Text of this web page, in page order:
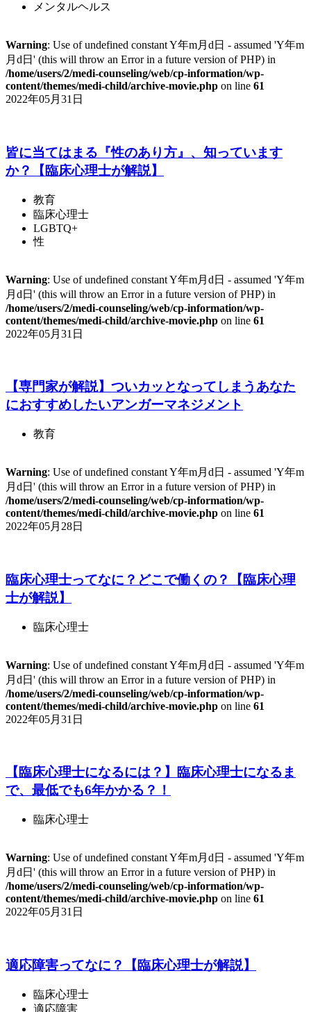
メンタルヘルス
Warning: Use of undefined constant Y年m月d日 - assumed 'Y年m
月d日' (this will throw an Error in a future version of PHP) in
/home/users/2/medi-counseling/web/cp-information/wp-
content/themes/medi-child/archive-movie.php on line 61
2022年05月31日
皆に当てはまる『性のあり方』、知っています
か？【臨床心理士が解説】
教育
臨床心理士
LGBTQ+
性
Warning: Use of undefined constant Y年m月d日 - assumed 'Y年m
月d日' (this will throw an Error in a future version of PHP) in
/home/users/2/medi-counseling/web/cp-information/wp-
content/themes/medi-child/archive-movie.php on line 61
2022年05月31日
【専門家が解説】ついカッとなってしまうあなた
におすすめしたいアンガーマネジメント
教育
Warning: Use of undefined constant Y年m月d日 - assumed 'Y年m
月d日' (this will throw an Error in a future version of PHP) in
/home/users/2/medi-counseling/web/cp-information/wp-
content/themes/medi-child/archive-movie.php on line 61
2022年05月28日
臨床心理士ってなに？どこで働くの？【臨床心理
士が解説】
臨床心理士
Warning: Use of undefined constant Y年m月d日 - assumed 'Y年m
月d日' (this will throw an Error in a future version of PHP) in
/home/users/2/medi-counseling/web/cp-information/wp-
content/themes/medi-child/archive-movie.php on line 61
2022年05月31日
【臨床心理士になるには？】臨床心理士になるま
で、最低でも6年かかる？！
臨床心理士
Warning: Use of undefined constant Y年m月d日 - assumed 'Y年m
月d日' (this will throw an Error in a future version of PHP) in
/home/users/2/medi-counseling/web/cp-information/wp-
content/themes/medi-child/archive-movie.php on line 61
2022年05月31日
適応障害ってなに？【臨床心理士が解説】
臨床心理士
適応障害